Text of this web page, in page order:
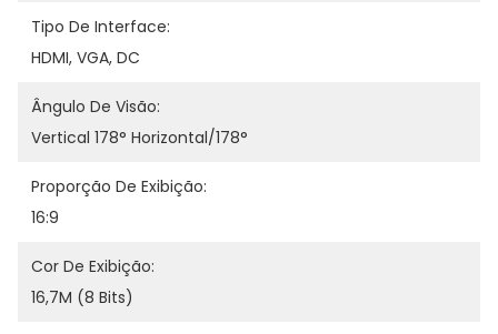
Tipo De Interface:
HDMI, VGA, DC
Ângulo De Visão:
Vertical 178° Horizontal/178°
Proporção De Exibição:
16:9
Cor De Exibição:
16,7M (8 Bits)